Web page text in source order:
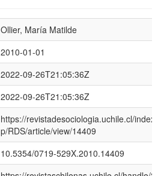
Ollier, María Matilde
2010-01-01
2022-09-26T21:05:36Z
2022-09-26T21:05:36Z
https://revistadesociologia.uchile.cl/
p/RDS/article/view/14409
10.5354/0719-529X.2010.14409